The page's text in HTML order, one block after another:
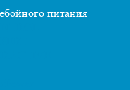
питания